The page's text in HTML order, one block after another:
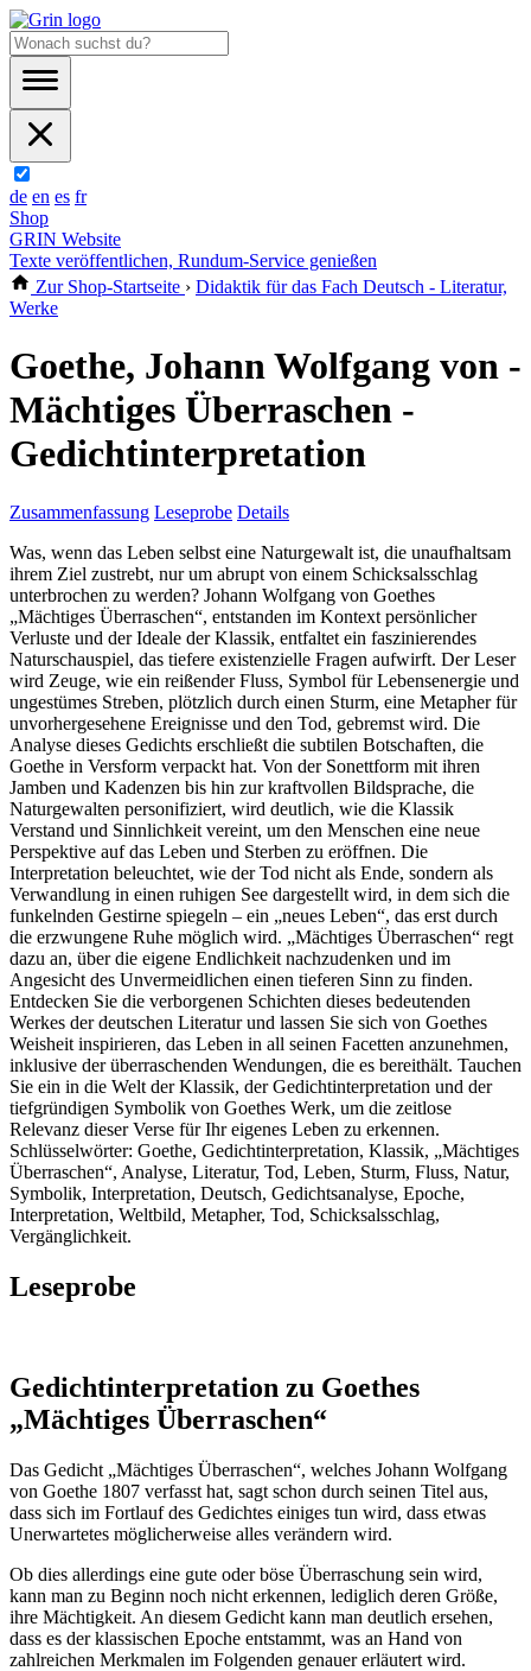
de en es fr
Shop
GRIN Website
Texte veröffentlichen, Rundum-Service genießen
Zur Shop-Startseite › Didaktik für das Fach Deutsch - Literatur,
Werke
Goethe, Johann Wolfgang von -
Mächtiges Überraschen -
Gedichtinterpretation
Zusammenfassung Leseprobe Details
Was, wenn das Leben selbst eine Naturgewalt ist, die unaufhaltsam
ihrem Ziel zustrebt, nur um abrupt von einem Schicksalsschlag
unterbrochen zu werden? Johann Wolfgang von Goethes
„Mächtiges Überraschen“, entstanden im Kontext persönlicher
Verluste und der Ideale der Klassik, entfaltet ein faszinierendes
Naturschauspiel, das tiefere existenzielle Fragen aufwirft. Der Leser
wird Zeuge, wie ein reißender Fluss, Symbol für Lebensenergie und
ungestümes Streben, plötzlich durch einen Sturm, eine Metapher für
unvorhergesehene Ereignisse und den Tod, gebremst wird. Die
Analyse dieses Gedichts erschließt die subtilen Botschaften, die
Goethe in Versform verpackt hat. Von der Sonettform mit ihren
Jamben und Kadenzen bis hin zur kraftvollen Bildsprache, die
Naturgewalten personifiziert, wird deutlich, wie die Klassik
Verstand und Sinnlichkeit vereint, um den Menschen eine neue
Perspektive auf das Leben und Sterben zu eröffnen. Die
Interpretation beleuchtet, wie der Tod nicht als Ende, sondern als
Verwandlung in einen ruhigen See dargestellt wird, in dem sich die
funkelnden Gestirne spiegeln – ein „neues Leben“, das erst durch
die erzwungene Ruhe möglich wird. „Mächtiges Überraschen“ regt
dazu an, über die eigene Endlichkeit nachzudenken und im
Angesicht des Unvermeidlichen einen tieferen Sinn zu finden.
Entdecken Sie die verborgenen Schichten dieses bedeutenden
Werkes der deutschen Literatur und lassen Sie sich von Goethes
Weisheit inspirieren, das Leben in all seinen Facetten anzunehmen,
inklusive der überraschenden Wendungen, die es bereithält. Tauchen
Sie ein in die Welt der Klassik, der Gedichtinterpretation und der
tiefgründigen Symbolik von Goethes Werk, um die zeitlose
Relevanz dieser Verse für Ihr eigenes Leben zu erkennen.
Schlüsselwörter: Goethe, Gedichtinterpretation, Klassik, „Mächtiges
Überraschen“, Analyse, Literatur, Tod, Leben, Sturm, Fluss, Natur,
Symbolik, Interpretation, Deutsch, Gedichtsanalyse, Epoche,
Interpretation, Weltbild, Metapher, Tod, Schicksalsschlag,
Vergänglichkeit.
Leseprobe
Gedichtinterpretation zu Goethes
„Mächtiges Überraschen“
Das Gedicht „Mächtiges Überraschen“, welches Johann Wolfgang
von Goethe 1807 verfasst hat, sagt schon durch seinen Titel aus,
dass sich im Fortlauf des Gedichtes einiges tun wird, dass etwas
Unerwartetes möglicherweise alles verändern wird.
Ob dies allerdings eine gute oder böse Überraschung sein wird,
kann man zu Beginn noch nicht erkennen, lediglich deren Größe,
ihre Mächtigkeit. An diesem Gedicht kann man deutlich ersehen,
dass es der klassischen Epoche entstammt, was an Hand von
zahlreichen Merkmalen im Folgenden genauer erläutert wird.